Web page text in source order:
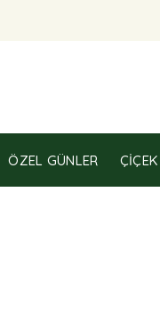
ÖZEL GÜNLER